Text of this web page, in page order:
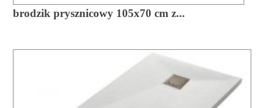
brodzik prysznicowy 105x70 cm z...